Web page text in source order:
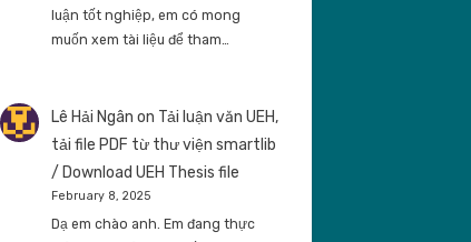
luận tốt nghiệp, em có mong
muốn xem tài liệu để tham…
Lê Hải Ngân on Tải luận văn UEH,
tải file PDF từ thư viện smartlib
/ Download UEH Thesis file
February 8, 2025
Dạ em chào anh. Em đang thực